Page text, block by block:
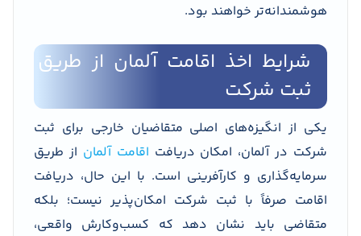
هوشمندانه‌تر خواهند بود.
شرایط اخذ اقامت آلمان از طریق
ثبت شرکت
یکی از انگیزه‌های اصلی متقاضیان خارجی برای ثبت
شرکت در آلمان، امکان دریافت اقامت آلمان از طریق
سرمایه‌گذاری و کارآفرینی است. با این حال، دریافت
اقامت صرفاً با ثبت شرکت امکان‌پذیر نیست؛ بلکه
متقاضی باید نشان دهد که کسب‌وکارش واقعی،